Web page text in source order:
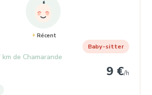
Récent
Garde d'enfant à Torfou
km de Chamarande
Baby-sitter
9 €/h